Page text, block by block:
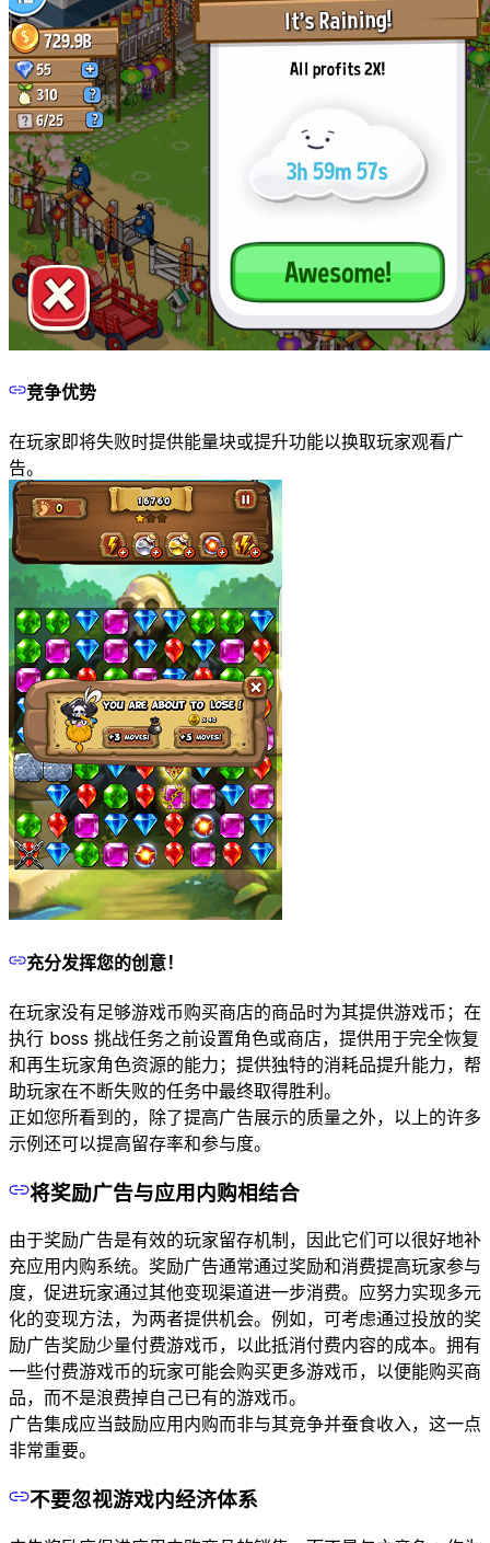
竞争优势
在玩家即将失败时提供能量块或提升功能以换取玩家观看广
告。
充分发挥您的创意！
在玩家没有足够游戏币购买商店的商品时为其提供游戏币；在
执行 boss 挑战任务之前设置角色或商店，提供用于完全恢复
和再生玩家角色资源的能力；提供独特的消耗品提升能力，帮
助玩家在不断失败的任务中最终取得胜利。
正如您所看到的，除了提高广告展示的质量之外，以上的许多
示例还可以提高留存率和参与度。
将奖励广告与应用内购相结合
由于奖励广告是有效的玩家留存机制，因此它们可以很好地补
充应用内购系统。奖励广告通常通过奖励和消费提高玩家参与
度，促进玩家通过其他变现渠道进一步消费。应努力实现多元
化的变现方法，为两者提供机会。例如，可考虑通过投放的奖
励广告奖励少量付费游戏币，以此抵消付费内容的成本。拥有
一些付费游戏币的玩家可能会购买更多游戏币，以便能购买商
品，而不是浪费掉自己已有的游戏币。
广告集成应当鼓励应用内购而非与其竞争并蚕食收入，这一点
非常重要。
不要忽视游戏内经济体系